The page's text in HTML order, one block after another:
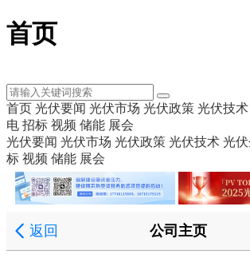
首页
首页 光伏要闻 光伏市场 光伏政策 光伏技术
电 招标 视频 储能 展会
光伏要闻 光伏市场 光伏政策 光伏技术 光
标 视频 储能 展会
返回 公司主页